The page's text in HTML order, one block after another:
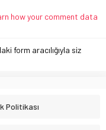
how your comment data
form aracılığıyla siz
Politikası